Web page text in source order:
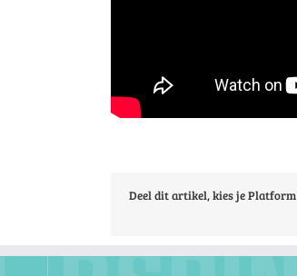
Deel dit artikel, kies je Platform